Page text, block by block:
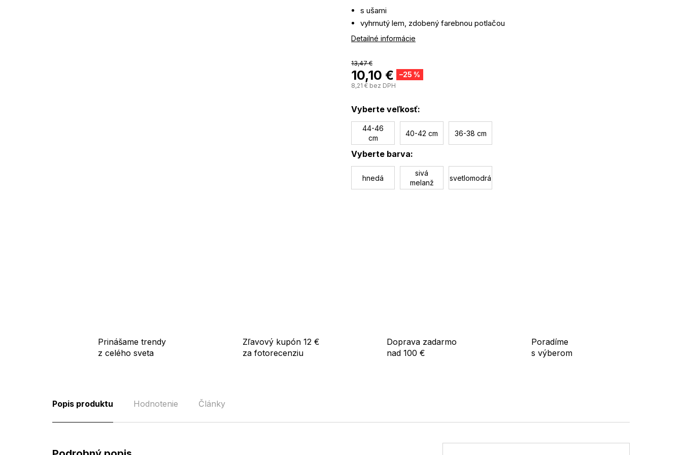
13,47 €
–25 %
10,10 €
8,21 € bez DPH
Vyberte veľkosť:
44-46
cm
40-42 cm 36-38 cm
Vyberte barva:
hnedá
sivá
melanž
svetlomodrá
s ušami
vyhrnutý lem, zdobený farebnou potlačou
zaväzovanie pod krkom
Detailné informácie
Prinášame trendy
z celého sveta
Zľavový kupón 12 €
za fotorecenziu
Doprava zadarmo
nad 100 €
Poradíme
s výberom
Popis produktu Hodnotenie Články